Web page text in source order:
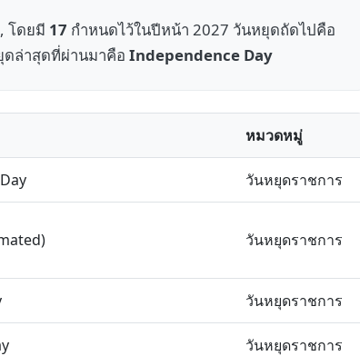
โดยมี 17 กำหนดไว้ในปีหน้า 2027 วันหยุดถัดไปคือ
ล่าสุดที่ผ่านมาคือ Independence Day
หมวดหมู่
วันหยุดราชการ
วันหยุดราชการ
วันหยุดราชการ
วันหยุดราชการ